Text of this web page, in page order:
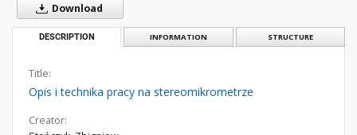
Download
DESCRIPTION INFORMATION STRUCTURE
Title:
Opis i technika pracy na stereomikrometrze
Creator: